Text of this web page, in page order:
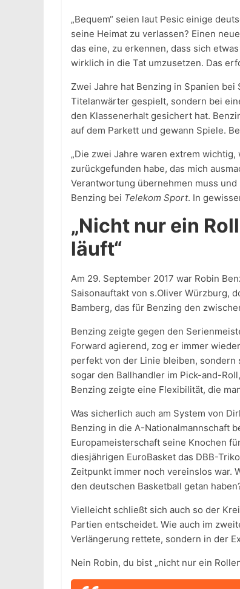
„Bequem“ seien laut Pesic einige
seine Heimat zu verlassen? Einen
das eine, zu erkennen, dass sich
wirklich in die Tat umzusetzen. Das
Zwei Jahre hat Benzing in Spanien
Titelanwärter gespielt, sondern bei
den Klassenerhalt gesichert hat.
auf dem Parkett und gewann Spiele.
„Die zwei Jahre waren extrem
zurückgefunden habe, das mich
Verantwortung übernehmen muss
Benzing bei Telekom Sport. In
„Nicht nur ein
läuft“
Am 29. September 2017 war Robin
Saisonauftakt von s.Oliver Würzburg,
Bamberg, das für Benzing den
Benzing zeigte gegen den
Forward agierend, zog er immer
perfekt von der Linie bleiben,
sogar den Ballhandler im Pick-and-
Benzing zeigte eine Flexibilität, die
Was sicherlich auch am System von
Benzing in die A-Nationalmannschaft
Europameisterschaft seine Knochen
diesjährigen EuroBasket das DBB-
Zeitpunkt immer noch vereinslos war.
den deutschen Basketball getan
Vielleicht schließt sich auch so der
Partien entscheidet. Wie auch im
Verlängerung rettete, sondern in der
Nein Robin, du bist „nicht nur ein